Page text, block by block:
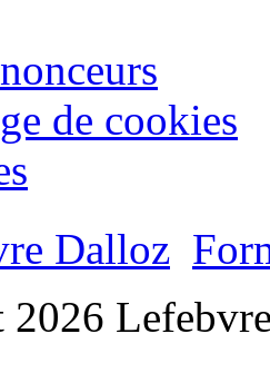
de cookies
Dalloz